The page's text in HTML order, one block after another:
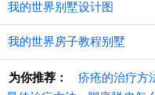
我的世界别墅设计图
我的世界房子教程别墅
为你推荐： 疥疮的治疗方